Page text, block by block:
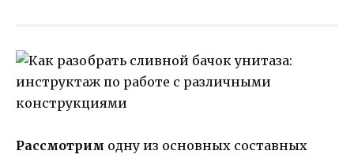
Рассмотрим одну из основных составных